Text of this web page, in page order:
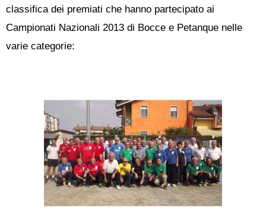
classifica dei premiati che hanno partecipato ai
Campionati Nazionali 2013 di Bocce e Petanque nelle
varie categorie: